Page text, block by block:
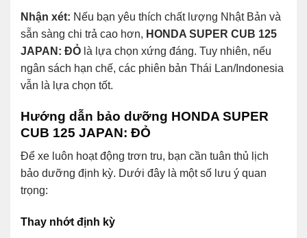
Nhận xét: Nếu bạn yêu thích chất lượng Nhật Bản và
sẵn sàng chi trả cao hơn, HONDA SUPER CUB 125
JAPAN: ĐỎ là lựa chọn xứng đáng. Tuy nhiên, nếu
ngân sách hạn chế, các phiên bản Thái Lan/Indonesia
vẫn là lựa chọn tốt.
Hướng dẫn bảo dưỡng HONDA SUPER
CUB 125 JAPAN: ĐỎ
Để xe luôn hoạt động trơn tru, bạn cần tuân thủ lịch
bảo dưỡng định kỳ. Dưới đây là một số lưu ý quan
trọng:
Thay nhớt định kỳ